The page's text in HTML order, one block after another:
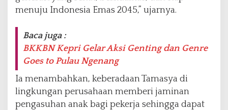
menuju Indonesia Emas 2045,” ujarnya.
Baca juga :
BKKBN Kepri Gelar Aksi Genting dan Genre
Goes to Pulau Ngenang
Ia menambahkan, keberadaan Tamasya di
lingkungan perusahaan memberi jaminan
pengasuhan anak bagi pekerja sehingga dapat